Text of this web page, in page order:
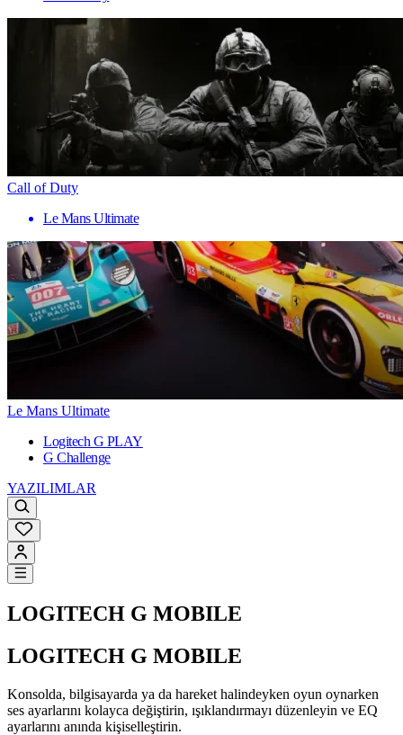
Call of Duty
Le Mans Ultimate
Le Mans Ultimate
Logitech G PLAY
G Challenge
YAZILIMLAR
LOGITECH G MOBILE
LOGITECH G MOBILE
Konsolda, bilgisayarda ya da hareket halindeyken oyun oynarken
ses ayarlarını kolayca değiştirin, ışıklandırmayı düzenleyin ve EQ
ayarlarını anında kişiselleştirin.